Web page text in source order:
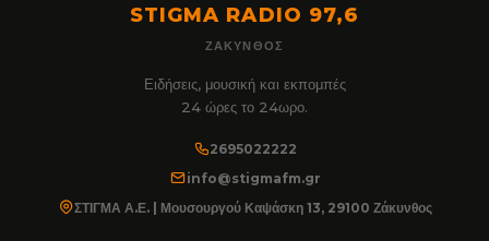
STIGMA RADIO 97,6
ΖΆΚΥΝΘΟΣ
Ειδήσεις, μουσική και εκπομπές
24 ώρες το 24ωρο.
2695022222
info@stigmafm.gr
ΣΤΙΓΜΑ Α.Ε. | Μουσουργού Καψάσκη 13, 29100 Ζάκυνθος